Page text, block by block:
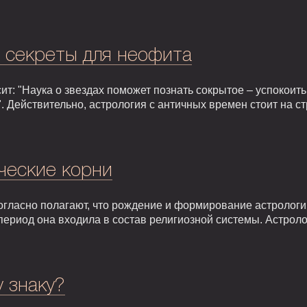
для неофита
"Наука о звездах поможет познать сокрытое –
Действительно, астрология с античных времен стоит на
корни
полагают, что рождение и формирование
она входила в состав религиозной системы.